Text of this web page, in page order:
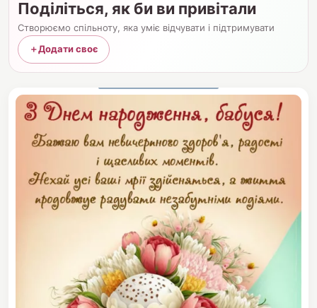
Поділіться, як би ви привітали
Створюємо спільноту, яка уміє відчувати і підтримувати
＋Додати своє